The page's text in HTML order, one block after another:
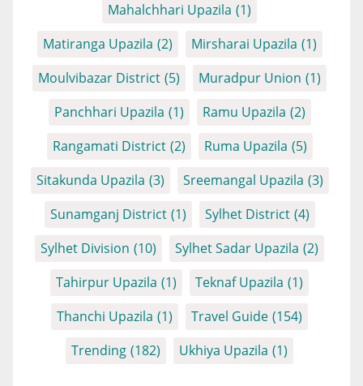
Mahalchhari Upazila (1)
Matiranga Upazila (2) Mirsharai Upazila (1)
Moulvibazar District (5) Muradpur Union (1)
Panchhari Upazila (1) Ramu Upazila (2)
Rangamati District (2) Ruma Upazila (5)
Sitakunda Upazila (3) Sreemangal Upazila (3)
Sunamganj District (1) Sylhet District (4)
Sylhet Division (10) Sylhet Sadar Upazila (2)
Tahirpur Upazila (1) Teknaf Upazila (1)
Thanchi Upazila (1) Travel Guide (154)
Trending (182) Ukhiya Upazila (1)